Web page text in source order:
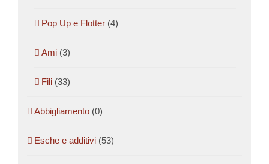
Pop Up e Flotter (4)
Ami (3)
Fili (33)
Abbigliamento (0)
Esche e additivi (53)